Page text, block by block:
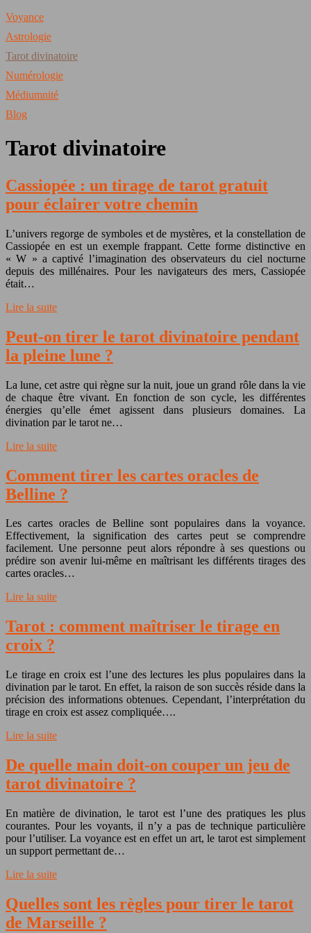
Voyance
Astrologie
Tarot divinatoire
Numérologie
Médiumnité
Blog
Tarot divinatoire
Cassiopée : un tirage de tarot gratuit
pour éclairer votre chemin
L’univers regorge de symboles et de mystères, et la constellation de
Cassiopée en est un exemple frappant. Cette forme distinctive en
« W » a captivé l’imagination des observateurs du ciel nocturne
depuis des millénaires. Pour les navigateurs des mers, Cassiopée
était…
Lire la suite
Peut-on tirer le tarot divinatoire pendant
la pleine lune ?
La lune, cet astre qui règne sur la nuit, joue un grand rôle dans la vie
de chaque être vivant. En fonction de son cycle, les différentes
énergies qu’elle émet agissent dans plusieurs domaines. La
divination par le tarot ne…
Lire la suite
Comment tirer les cartes oracles de
Belline ?
Les cartes oracles de Belline sont populaires dans la voyance.
Effectivement, la signification des cartes peut se comprendre
facilement. Une personne peut alors répondre à ses questions ou
prédire son avenir lui-même en maîtrisant les différents tirages des
cartes oracles…
Lire la suite
Tarot : comment maîtriser le tirage en
croix ?
Le tirage en croix est l’une des lectures les plus populaires dans la
divination par le tarot. En effet, la raison de son succès réside dans la
précision des informations obtenues. Cependant, l’interprétation du
tirage en croix est assez compliquée….
Lire la suite
De quelle main doit-on couper un jeu de
tarot divinatoire ?
En matière de divination, le tarot est l’une des pratiques les plus
courantes. Pour les voyants, il n’y a pas de technique particulière
pour l’utiliser. La voyance est en effet un art, le tarot est simplement
un support permettant de…
Lire la suite
Quelles sont les règles pour tirer le tarot
de Marseille ?